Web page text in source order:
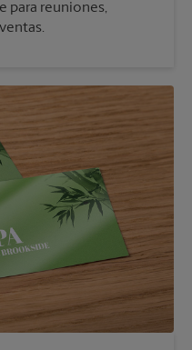
para reuniones,